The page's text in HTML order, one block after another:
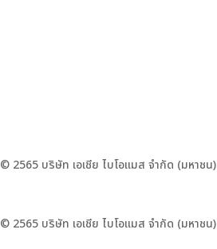
© 2565 บริษัท เอเชีย ไบโอแมส จำกัด (มหาชน)
© 2565 บริษัท เอเชีย ไบโอแมส จำกัด (มหาชน)